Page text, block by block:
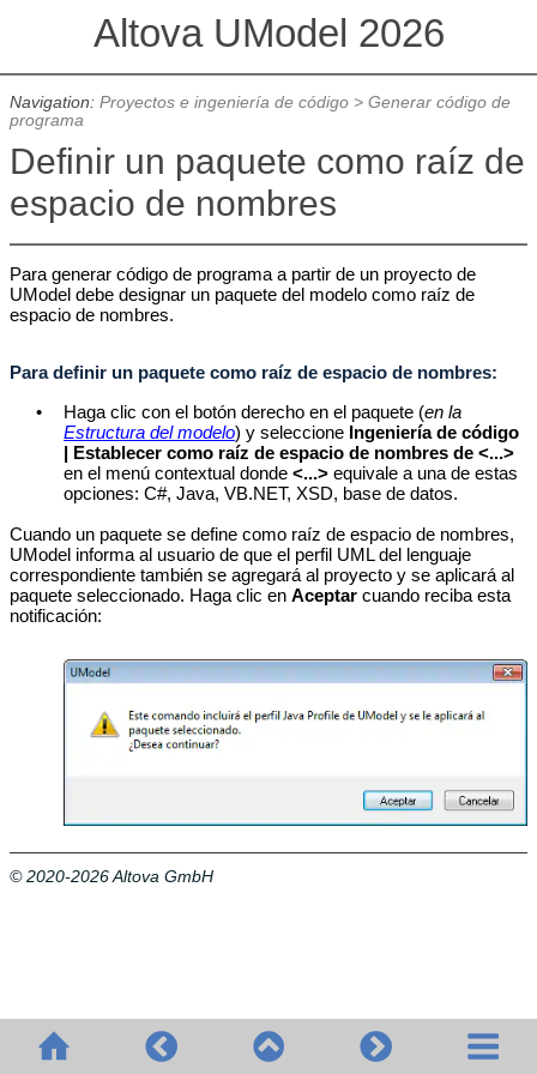
Altova UModel 2026
Navigation: Proyectos e ingeniería de código> Generar código de
programa
Definir un paquete como raíz de
espacio de nombres
Para generar código de programa a partir de un proyecto de
UModel debe designar un paquete del modelo como raíz de
espacio de nombres.
Para definir un paquete como raíz de espacio de nombres:
•
Haga clic con el botón derecho en el paquete (en la
Estructura del modelo)y seleccione Ingeniería de código
| Establecer como raíz de espacio de nombresde <...>
en el menú contextual donde<...> equivale a una de estas
opciones: C#, Java, VB.NET, XSD, base de datos.
Cuando un paquete se define como raíz de espacio de nombres,
UModel informa al usuario de que el perfil UML del lenguaje
correspondiente también se agregará al proyecto y se aplicará al
paquete seleccionado. Haga clic en Aceptarcuando reciba esta
notificación:
© 2020-2026 Altova GmbH